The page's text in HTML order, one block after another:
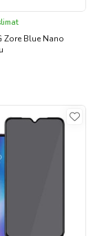
Zore Blue Nano